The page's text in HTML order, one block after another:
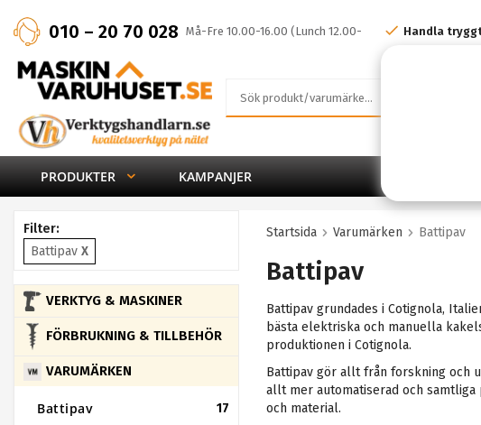
010 – 20 70 028 Må-Fre 10.00-16.00 (Lunch 12.00-
13.00)
Handla
PRODUKTER KAMPANJER
Filter:
Battipav X
VERKTYG & MASKINER
FÖRBRUKNING & TILLBEHÖR
VARUMÄRKEN
Battipav 17
Startsida Varumärken Battipav
Battipav
Battipav grundades i Cotignola,
bästa elektriska och manuella
produktionen i Cotignola.
Battipav gör allt från forskning och
allt mer automatiserad och
och material.